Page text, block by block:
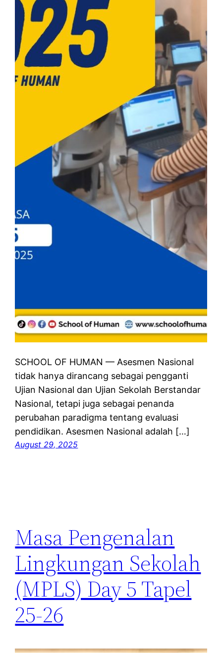
SCHOOL OF HUMAN — Asesmen Nasional
tidak hanya dirancang sebagai pengganti
Ujian Nasional dan Ujian Sekolah Berstandar
Nasional, tetapi juga sebagai penanda
perubahan paradigma tentang evaluasi
pendidikan. Asesmen Nasional adalah […]
August 29, 2025
Masa Pengenalan
Lingkungan Sekolah
(MPLS) Day 5 Tapel
25-26